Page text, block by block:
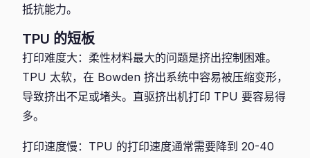
抵抗能力。
TPU 的短板
打印难度大：柔性材料最大的问题是挤出控制困难。
TPU 太软，在 Bowden 挤出系统中容易被压缩变形，
导致挤出不足或堵头。直驱挤出机打印 TPU 要容易得
多。
打印速度慢：TPU 的打印速度通常需要降到 20-40